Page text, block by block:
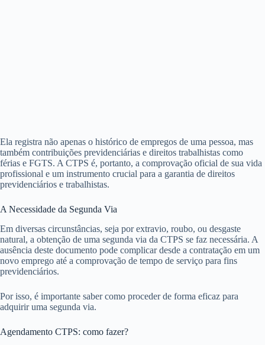
Ela registra não apenas o histórico de empregos de uma pessoa, mas
também contribuições previdenciárias e direitos trabalhistas como
férias e FGTS. A CTPS é, portanto, a comprovação oficial de sua vida
profissional e um instrumento crucial para a garantia de direitos
previdenciários e trabalhistas.
A Necessidade da Segunda Via
Em diversas circunstâncias, seja por extravio, roubo, ou desgaste
natural, a obtenção de uma segunda via da CTPS se faz necessária. A
ausência deste documento pode complicar desde a contratação em um
novo emprego até a comprovação de tempo de serviço para fins
previdenciários.
Por isso, é importante saber como proceder de forma eficaz para
adquirir uma segunda via.
Agendamento CTPS: como fazer?